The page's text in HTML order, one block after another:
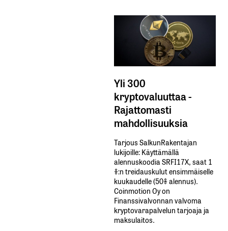
Yli 300
kryptovaluuttaa -
Rajattomasti
mahdollisuuksia
Tarjous SalkunRakentajan
lukijoille: Käyttämällä​ ​
alennuskoodia​ ​SRFI17X,​ ​saat​ ​1
%:n treidauskulut​ ​ensimmäiselle​ ​
kuukaudelle​ ​(50%​ ​alennus).
Coinmotion Oy on
Finanssivalvonnan valvoma
kryptovarapalvelun tarjoaja ja
maksulaitos.